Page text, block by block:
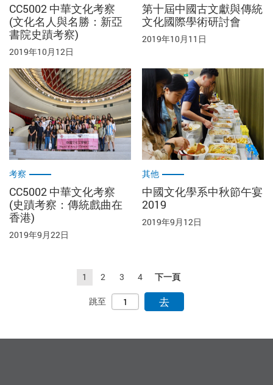
CC5002 中華文化考察
(文化名人與名勝：新亞
書院史蹟考察)
2019年10月12日
第十屆中國古文獻與傳統
文化國際學術研討會
2019年10月11日
考察
CC5002 中華文化考察
(史蹟考察：傳統戲曲在
香港)
2019年9月22日
其他
中國文化學系中秋節午宴
2019
2019年9月12日
1 2 3 4 下一頁
跳至 去